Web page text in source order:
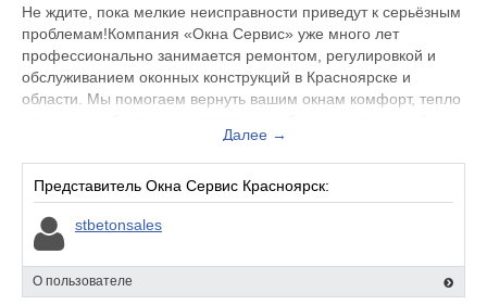
Не ждите, пока мелкие неисправности приведут к серьёзным
проблемам!Компания «Окна Сервис» уже много лет
профессионально занимается ремонтом, регулировкой и
обслуживанием оконных конструкций в Красноярске и
области. Мы помогаем вернуть вашим окнам комфорт, тепло
замены. Выполняем полный спектр работ по
восстановлению функциональности окон. Хотите, чтобы
ваши окна снова работали как новые? Не ждите, пока мелкие
неисправности приведут к серьёзным проблемам!
Далее →
Представитель Окна Сервис Красноярск:
stbetonsales
О пользователе